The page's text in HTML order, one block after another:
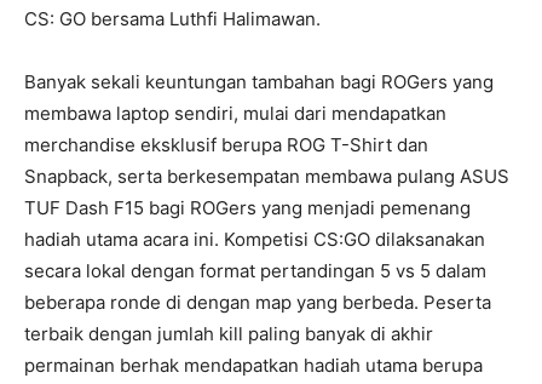
CS: GO bersama Luthfi Halimawan.
Banyak sekali keuntungan tambahan bagi ROGers yang
membawa laptop sendiri, mulai dari mendapatkan
merchandise eksklusif berupa ROG T-Shirt dan
Snapback, serta berkesempatan membawa pulang ASUS
TUF Dash F15 bagi ROGers yang menjadi pemenang
hadiah utama acara ini. Kompetisi CS:GO dilaksanakan
secara lokal dengan format pertandingan 5 vs 5 dalam
beberapa ronde di dengan map yang berbeda. Peserta
terbaik dengan jumlah kill paling banyak di akhir
permainan berhak mendapatkan hadiah utama berupa